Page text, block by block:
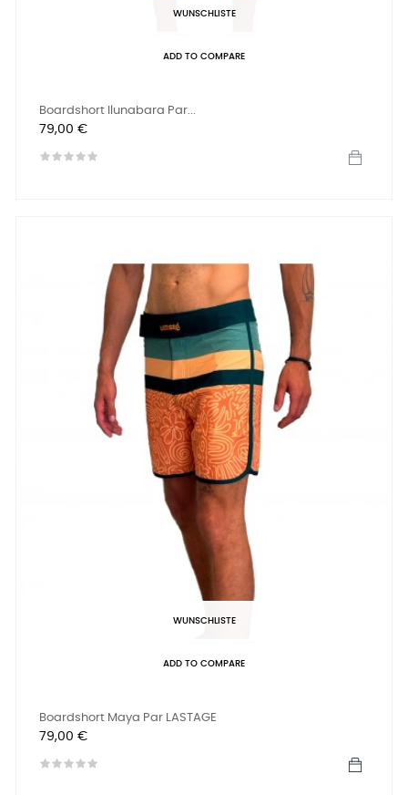
WUNSCHLISTE
ADD TO COMPARE
Boardshort Ilunabara Par...
Preis
79,00 €
WUNSCHLISTE
ADD TO COMPARE
Boardshort Maya Par LASTAGE
Preis
79,00 €